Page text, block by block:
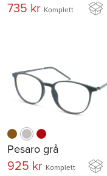
735 kr Komplett
Pesaro grå
925 kr Komplett